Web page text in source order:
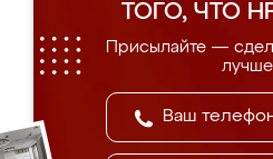
ТОГО, ЧТО
Присылайте —